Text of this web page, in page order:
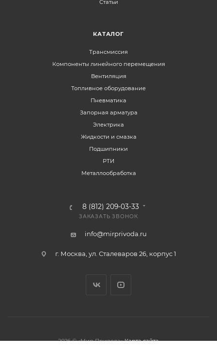
Статьи
КАТАЛОГ
Трансмиссия
Компоненты линейного перемещения
Вентиляция
Топливное оборудование
Пневматика
Запорная арматура
Электрика
Жидкости и смазка
Подшипники
РТИ
Металлообработка
8 (812) 209-03-33
ЗАКАЗАТЬ ЗВОНОК
info@mirprivoda.ru
г. Москва, ул. Сталеваров 26, корпус 1
2026 © «Мир Привода» Карта сайта